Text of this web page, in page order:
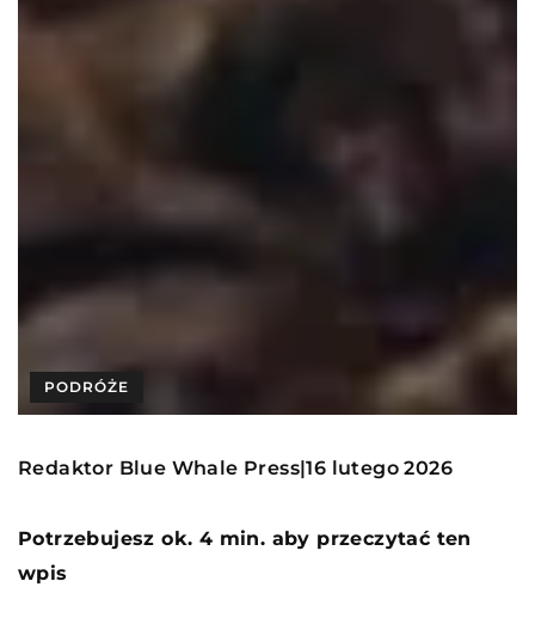
PODRÓŻE
Redaktor Blue Whale Press|16 lutego 2026
Potrzebujesz ok. 4 min. aby przeczytać ten
wpis